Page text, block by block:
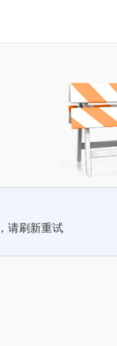
请刷新重试